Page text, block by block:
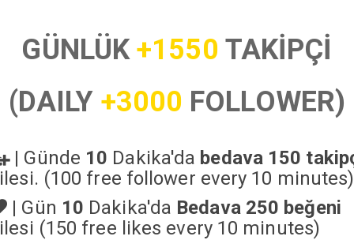
GÜNLÜK+1550 TAKİPÇİ
(DAILY +3000 FOLLOWER)
| Günde 10 Dakika'da bedava 150
(100 free follower every 10 minutes)
| Gün 10 Dakika'da Bedava 250 beğeni
(150 free likes every 10 minutes)